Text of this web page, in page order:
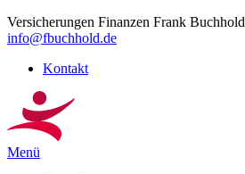
Versicherungen Finanzen Frank Buchhold
info@fbuchhold.de
Kontakt
Menü